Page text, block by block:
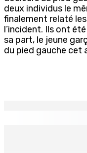
deux individus le
finalement relaté
l’incident. Ils ont
sa part, le jeune
du pied gauche cet